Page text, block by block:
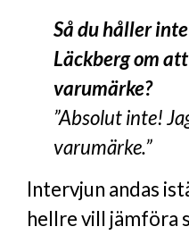
Så du håller
Läckberg om
varumärke?
”Absolut inte!
varumärke.”
Intervjun andas
hellre vill jämföra